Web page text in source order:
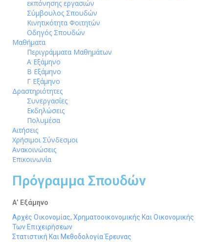
εκπόνησης εργασιών
Σύμβουλος Σπουδών
Κινητικότητα Φοιτητών
Οδηγός Σπουδών
Μαθήματα
Περιγράμματα Μαθημάτων
Α Εξάμηνο
Β Εξάμηνο
Γ Εξάμηνο
Δραστηριότητες
Συνεργασίες
Εκδηλώσεις
Πολυμέσα
Αιτήσεις
Χρήσιμοι Σύνδεσμοι
Ανακοινώσεις
Επικοινωνία
Πρόγραμμα Σπουδών
Α’ Εξάμηνο
Αρχές Οικονομίας, Χρηματοοικονομικής Και Οικονομικής
Των Επιχειρήσεων
Στατιστική Και Μεθοδολογία Έρευνας